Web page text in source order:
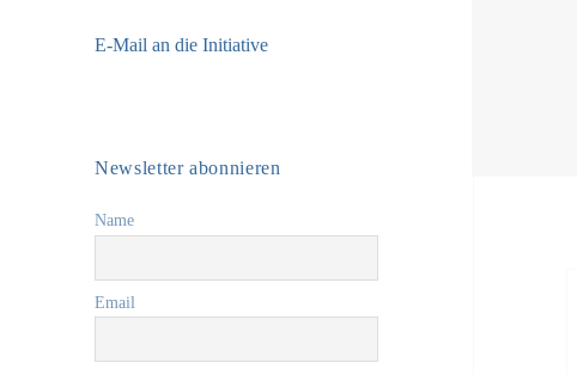
E-Mail an die Initiative
Newsletter abonnieren
Name
Email